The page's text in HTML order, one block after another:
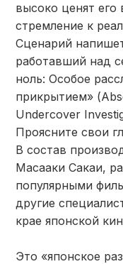
высоко ценят его
стремление к
Сценарий
работавший над
ноль: Особое
прикрытием»
Undercover
Проясните свои
В состав
Масааки Сакаи,
популярными
другие
крае японской
Это «японское